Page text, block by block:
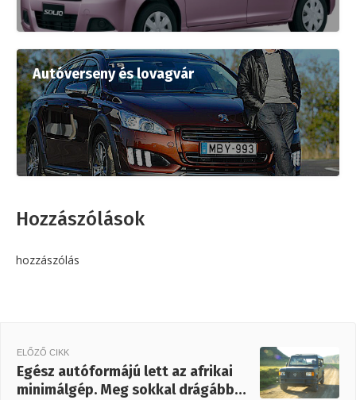
Autóverseny és lovagvár
Hozzászólások
hozzászólás
ELŐZŐ CIKK
Egész autóformájú lett az afrikai
minimálgép. Meg sokkal drágább…